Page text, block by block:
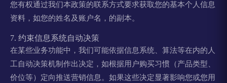
您有权通过我们本政策的联系方式要求获取您的基本个人信息
资料，如您的姓名及账户名，的副本。
7. 约束信息系统自动决策
在某些业务功能中，我们可能依据信息系统、算法等在内的人
工自动决策机制作出决定，如根据用户购买习惯（产品类型、
价位等）定向推送营销信息。如果这些决定显著影响您或您用